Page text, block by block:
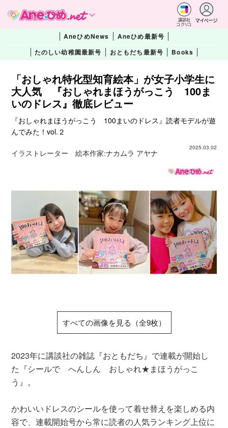
講談社
コクリコ
マイページ
AneひめNews
Aneひめ最新号
たのしい幼稚園最新号
おともだち最新号 Books
「おしゃれ特化型知育絵本」が女子小学生に
大人気 『おしゃれまほうがっこう 100ま
いのドレス』徹底レビュー
『おしゃれまほうがっこう 100まいのドレス』読者モデルが遊
んでみた！vol.２
2025.03.02
イラストレーター 絵本作家:ナカムラ アヤナ
すべての画像を見る（全9枚）
2023年に講談社の雑誌『おともだち』で連載が開始し
た『シールで へんしん おしゃれ★まほうがっこ
う』。
かわいいドレスのシールを使って着せ替えを楽しめる内
容で、連載開始号から常に読者の人気ランキング上位に